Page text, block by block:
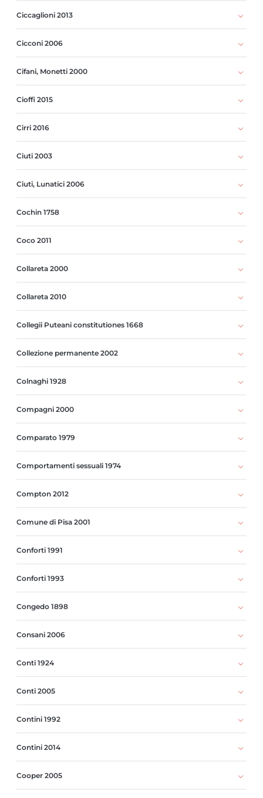
Ciccaglioni 2013
Cicconi 2006
Cifani, Monetti 2000
Cioffi 2015
Cirri 2016
Ciuti 2003
Ciuti, Lunatici 2006
Cochin 1758
Coco 2011
Collareta 2000
Collareta 2010
Collegii Puteani constitutiones 1668
Collezione permanente 2002
Colnaghi 1928
Compagni 2000
Comparato 1979
Comportamenti sessuali 1974
Compton 2012
Comune di Pisa 2001
Conforti 1991
Conforti 1993
Congedo 1898
Consani 2006
Conti 1924
Conti 2005
Contini 1992
Contini 2014
Cooper 2005